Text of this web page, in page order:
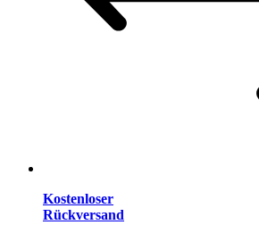
Kostenloser
Rückversand